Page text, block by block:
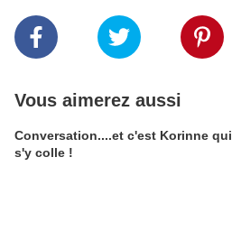
Vous aimerez aussi
Conversation....et c'est Korinne qui
s'y colle !